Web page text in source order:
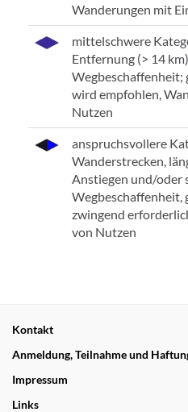
Wanderungen mit
mittelschwere
Entfernung (> 14
Wegbeschaffenheit;
wird empfohlen,
Nutzen
anspruchsvollere
Wanderstrecken,
Anstiegen und/oder
Wegbeschaffenheit,
zwingend
von Nutzen
Kontakt
Anmeldung, Teilnahme und
Impressum
Links